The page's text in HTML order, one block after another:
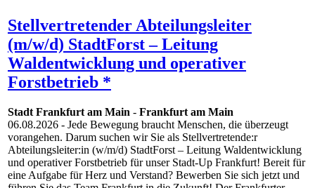
Stellvertretender Abteilungsleiter
(m/w/d) StadtForst – Leitung
Waldentwicklung und operativer
Forstbetrieb *
Stadt Frankfurt am Main - Frankfurt am Main
06.08.2026 - Jede Bewegung braucht Menschen, die überzeugt
vorangehen. Darum suchen wir Sie als Stellvertretende:r
Abteilungsleiter:in (w/m/d) StadtForst – Leitung Waldentwicklung
und operativer Forstbetrieb für unser Stadt-Up Frankfurt! Bereit für
eine Aufgabe für Herz und Verstand? Bewerben Sie sich jetzt und